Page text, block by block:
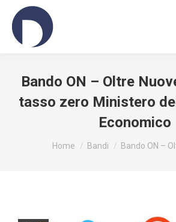
Bando ON – Oltre
tasso zero Ministero
Economico
You are here:
Home Bandi Bando ON –